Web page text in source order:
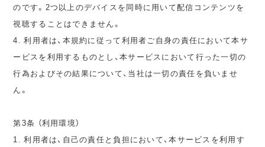
のです。2つ以上のデバイスを同時に用いて配信コンテンツを
視聴することはできません。
4. 利用者は、本規約に従って利用者ご自身の責任において本サ
ービスを利用するものとし、本サービスにおいて行った一切の
行為およびその結果について、当社は一切の責任を負いませ
ん。
第3条 （利用環境）
1. 利用者は、自己の責任と負担において、本サービスを利用す